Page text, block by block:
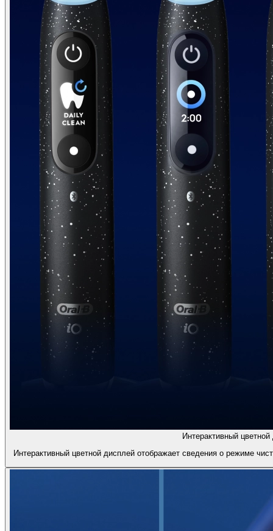
Интерактивный
Интерактивный цветной дисплей отображает сведения о режиме